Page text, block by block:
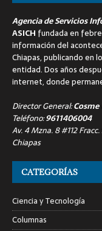
Agencia de Servicios
ASICH fundada en
información del
Chiapas, publicando en
entidad. Dos años
internet, donde
Director General:Cosme
Teléfono:9611406004
Av. 4 Mzna. 8 #112
Chiapas
CATEGORÍAS
Ciencia y Tecnología
Columnas